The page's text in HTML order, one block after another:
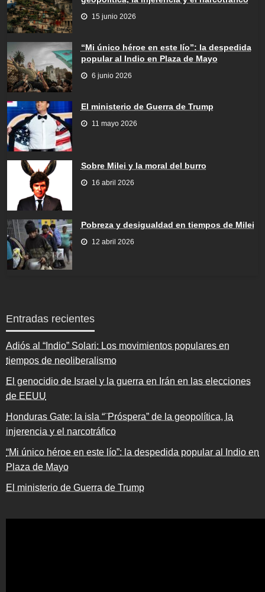
15 junio 2026
“Mi único héroe en este lío”: la despedida
popular al Indio en Plaza de Mayo
6 junio 2026
El ministerio de Guerra de Trump
11 mayo 2026
Sobre Milei y la moral del burro
16 abril 2026
Pobreza y desigualdad en tiempos de Milei
12 abril 2026
Entradas recientes
Adiós al “Indio” Solari: Los movimientos populares en
tiempos de neoliberalismo
El genocidio de Israel y la guerra en Irán en las elecciones
de EEUU
Honduras Gate: la isla “¨Próspera” de la geopolítica, la
injerencia y el narcotráfico
“Mi único héroe en este lío”: la despedida popular al Indio en
Plaza de Mayo
El ministerio de Guerra de Trump